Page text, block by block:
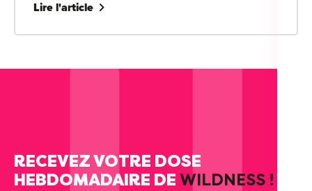
Lire l'article
RECEVEZ VOTRE DOSE
HEBDOMADAIRE DE WILDNESS !